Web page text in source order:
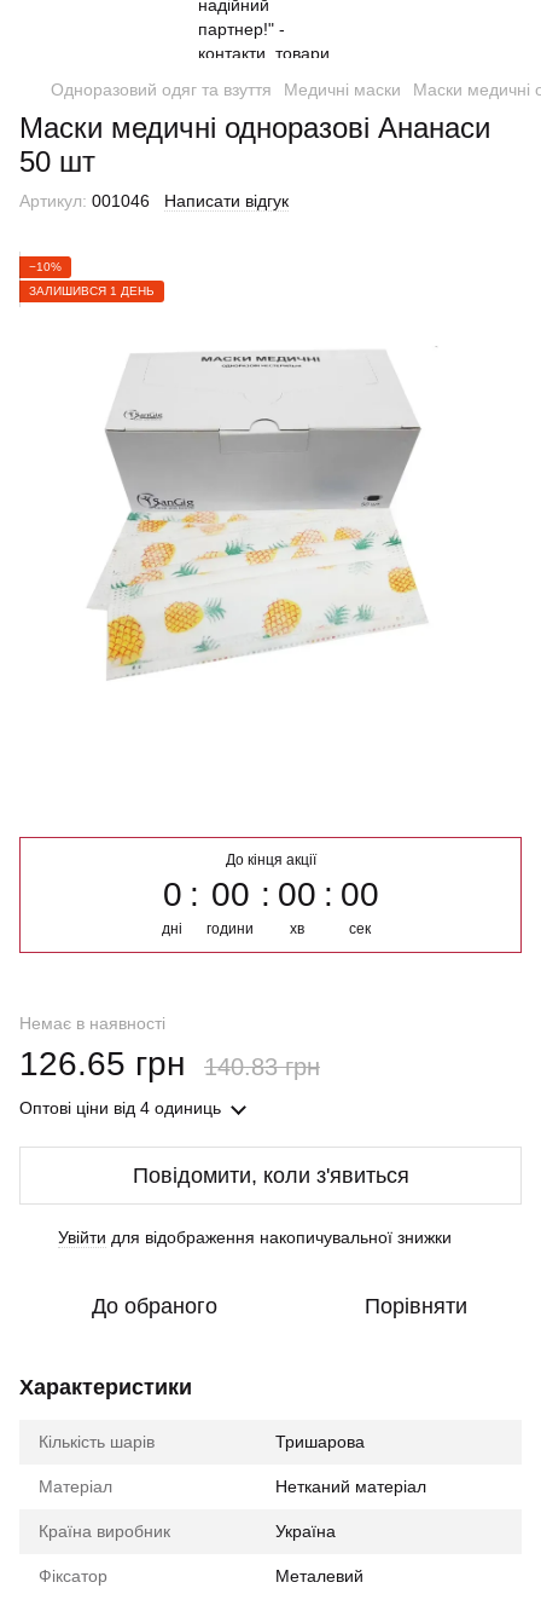
Одноразовий одяг та взуття Медичні маски Маски медичні
Маски медичні одноразові Ананаси
50 шт
Артикул: 001046 Написати відгук
−10%
ЗАЛИШИВСЯ 1 ДЕНЬ
До кінця акції
0
дні
00
години
00
хв
00
сек
Немає в наявності
126.65 грн 140.83 грн
Оптові ціни від 4 одиниць
Повідомити, коли з'явиться
Увійти для відображення накопичувальної знижки
До обраного Порівняти
Характеристики
Кількість шарів Тришарова
Матеріал Нетканий матеріал
Країна виробник Україна
Фіксатор Металевий